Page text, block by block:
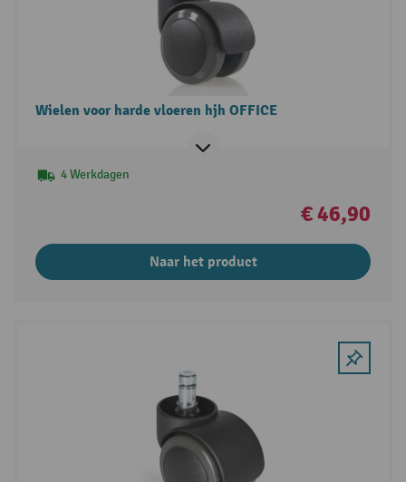
Wielen voor harde vloeren hjh OFFICE
4 Werkdagen
€ 46,90
Naar het product